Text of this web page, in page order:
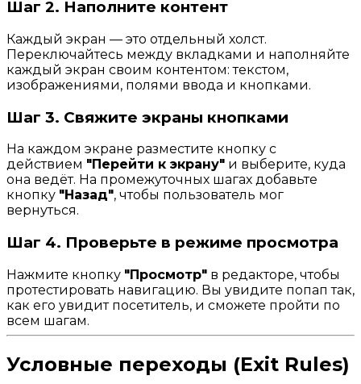
Шаг 2. Наполните контент
Каждый экран — это отдельный холст.
Переключайтесь между вкладками и наполняйте
каждый экран своим контентом: текстом,
изображениями, полями ввода и кнопками.
Шаг 3. Свяжите экраны кнопками
На каждом экране разместите кнопку с
действием "Перейти к экрану" и выберите, куда
она ведёт. На промежуточных шагах добавьте
кнопку "Назад", чтобы пользователь мог
вернуться.
Шаг 4. Проверьте в режиме просмотра
Нажмите кнопку "Просмотр" в редакторе, чтобы
протестировать навигацию. Вы увидите попап так,
как его увидит посетитель, и сможете пройти по
всем шагам.
Условные переходы (Exit Rules)